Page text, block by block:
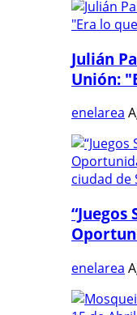
Julián
Unión:
enelarea
“Juegos
enelarea